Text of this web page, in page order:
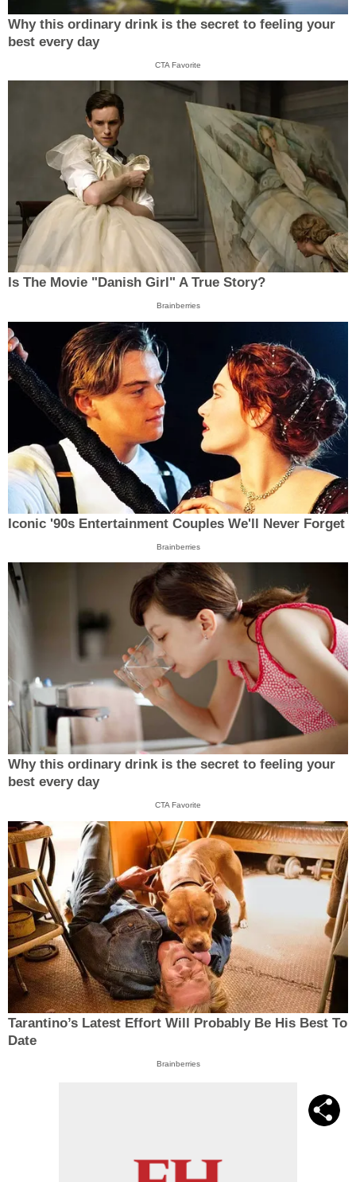
Why this ordinary drink is the secret to feeling your
best every day
CTA Favorite
Is The Movie "Danish Girl" A True Story?
Brainberries
Iconic '90s Entertainment Couples We'll Never Forget
Brainberries
Why this ordinary drink is the secret to feeling your
best every day
CTA Favorite
Tarantino’s Latest Effort Will Probably Be His Best To
Date
Brainberries